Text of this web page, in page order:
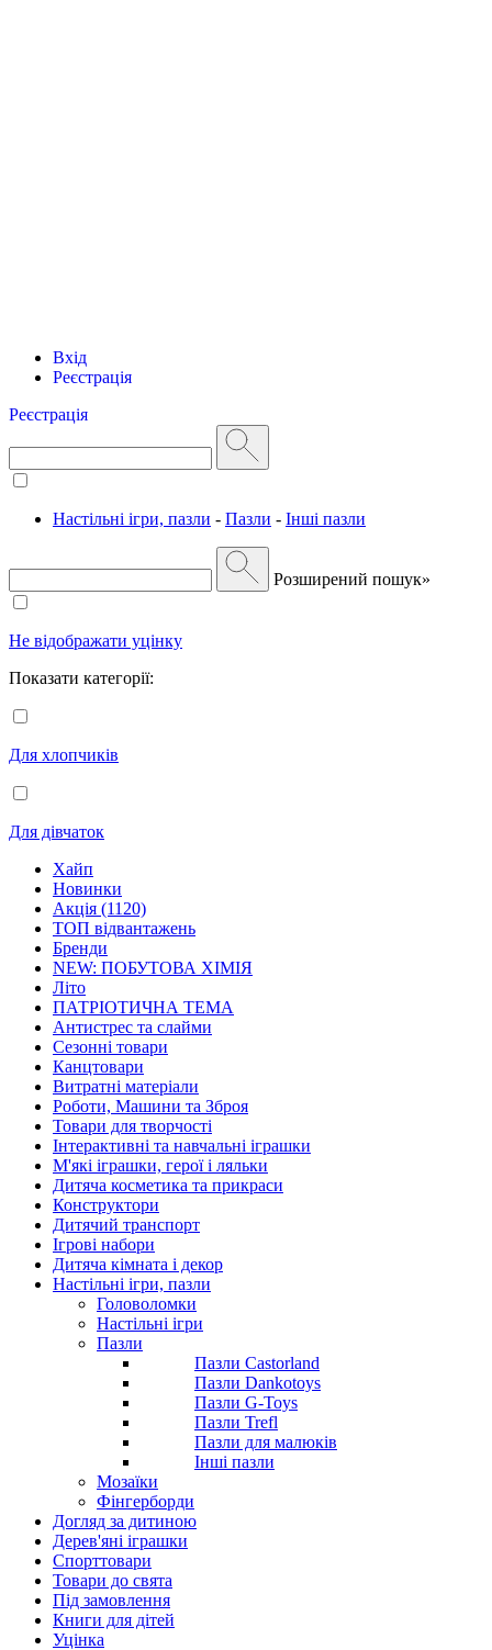
Вхід
Реєстрація
Реєстрація
Настільні ігри, пазли - Пазли - Інші пазли
Розширений пошук»
Не відображати уцінку
Показати категорії:
Для хлопчиків
Для дівчаток
Хайп
Новинки
Акція (1120)
ТОП відвантажень
Бренди
NEW: ПОБУТОВА ХІМІЯ
Літо
ПАТРІОТИЧНА ТЕМА
Антистрес та слайми
Сезонні товари
Канцтовари
Витратні матеріали
Роботи, Машини та Зброя
Товари для творчості
Інтерактивні та навчальні іграшки
М'які іграшки, герої і ляльки
Дитяча косметика та прикраси
Конструктори
Дитячий транспорт
Ігрові набори
Дитяча кімната і декор
Настільні ігри, пазли
Головоломки
Настільні ігри
Пазли
Пазли Castorland
Пазли Dankotoys
Пазли G-Toys
Пазли Trefl
Пазли для малюків
Інші пазли
Мозаїки
Фінгерборди
Догляд за дитиною
Дерев'яні іграшки
Спорттовари
Товари до свята
Під замовлення
Книги для дітей
Уцінка